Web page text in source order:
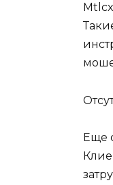
Еще